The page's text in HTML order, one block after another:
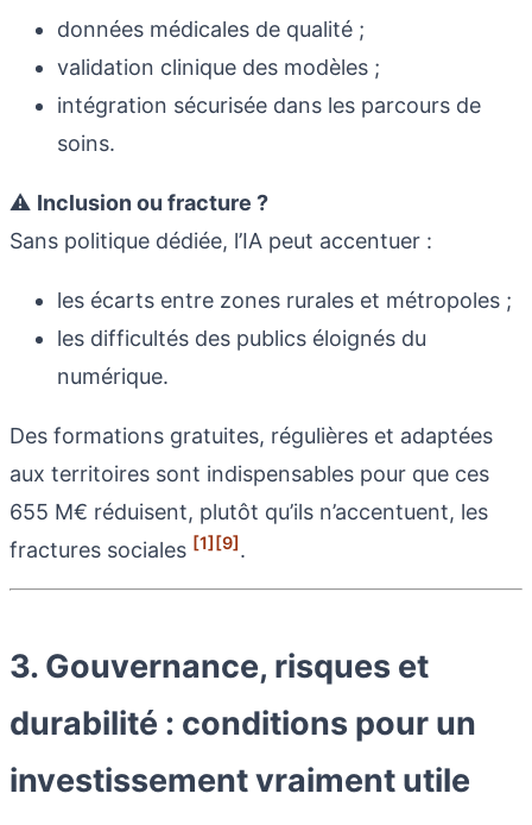
données médicales de qualité ;
validation clinique des modèles ;
intégration sécurisée dans les parcours de
soins.
⚠️ Inclusion ou fracture ?
Sans politique dédiée, l’IA peut accentuer :
les écarts entre zones rurales et métropoles ;
les difficultés des publics éloignés du
numérique.
Des formations gratuites, régulières et adaptées
aux territoires sont indispensables pour que ces
655 M€ réduisent, plutôt qu’ils n’accentuent, les
fractures sociales [1][9].
3. Gouvernance, risques et
durabilité : conditions pour un
investissement vraiment utile